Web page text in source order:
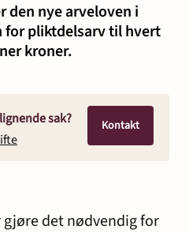
den nye arveloven i
for pliktdelsarv til hvert
kroner.
sak?
Kontakt
det nødvendig for
Ta